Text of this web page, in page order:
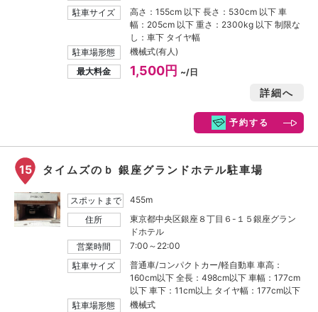
駐車サイズ
高さ：155cm 以下 長さ：530cm 以下 車
幅：205cm 以下 重さ：2300kg 以下 制限な
し：車下 タイヤ幅
駐車場形態
機械式(有人)
最大料金
1,500円 ~/日
詳細へ
予約する
15 タイムズのｂ 銀座グランドホテル駐車場
スポットまで
455m
住所
東京都中央区銀座８丁目６-１５銀座グラン
ドホテル
営業時間
7:00～22:00
駐車サイズ
普通車/コンパクトカー/軽自動車 車高：
160cm以下 全長：498cm以下 車幅：177cm
以下 車下：11cm以上 タイヤ幅：177cm以下
駐車場形態
機械式